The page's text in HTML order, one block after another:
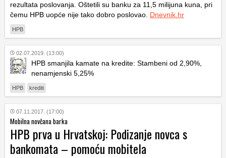
rezultata poslovanja. Oštetili su banku za 11,5 milijuna kuna, pri
čemu HPB uopće nije tako dobro poslovao. Dnevnik.hr
HPB
02.07.2019. (13:00)
HPB smanjila kamate na kredite: Stambeni od 2,90%,
nenamjenski 5,25%
HPB krediti
07.11.2017. (17:00)
Mobilna novčana barka
HPB prva u Hrvatskoj: Podizanje novca s
bankomata – pomoću mobitela